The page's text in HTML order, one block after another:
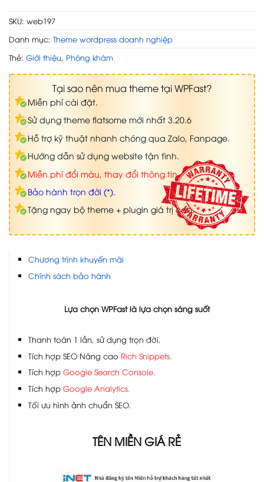
SKU: web197
Danh mục: Theme wordpress doanh nghiệp
Thẻ: Giới thiệu, Phòng khám
Tại sao nên mua theme tại WPFast?
Miễn phí cài đặt.
Sử dụng theme flatsome mới nhất 3.20.6
Hỗ trợ kỹ thuật nhanh chóng qua Zalo, Fanpage.
Hướng dẫn sử dụng website tận tình.
Miễn phí đổi màu, thay đổi thông tin.
Bảo hành trọn đời (*).
Tặng ngay bộ theme + plugin giá trị cao.
Chương trình khuyến mãi
Chính sách bảo hành
Lựa chọn WPFast là lựa chọn sáng suốt
Thanh toán 1 lần, sử dụng trọn đời.
Tích hợp SEO Nâng cao Rich Snippets.
Tích hợp Google Search Console.
Tích hợp Google Analytics.
Tối ưu hình ảnh chuẩn SEO.
TÊN MIỀN GIÁ RẺ